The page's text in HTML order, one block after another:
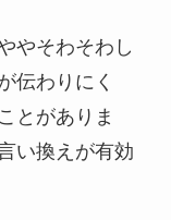
やそわそわし
伝わりにく
とがありま
い換えが有効